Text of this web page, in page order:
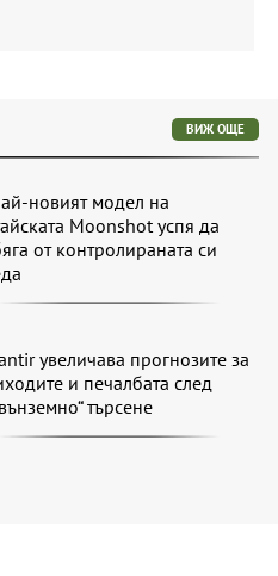
ВИЖ ОЩЕ
новият модел на
Moonshot успя да
от контролираната си
увеличава прогнозите за
и печалбата след
търсене